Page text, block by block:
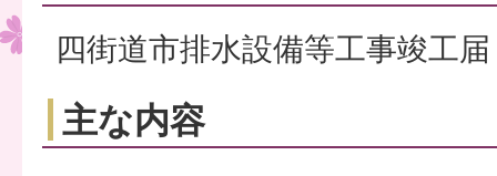
四街道市排水設備等工事竣工届
主な内容